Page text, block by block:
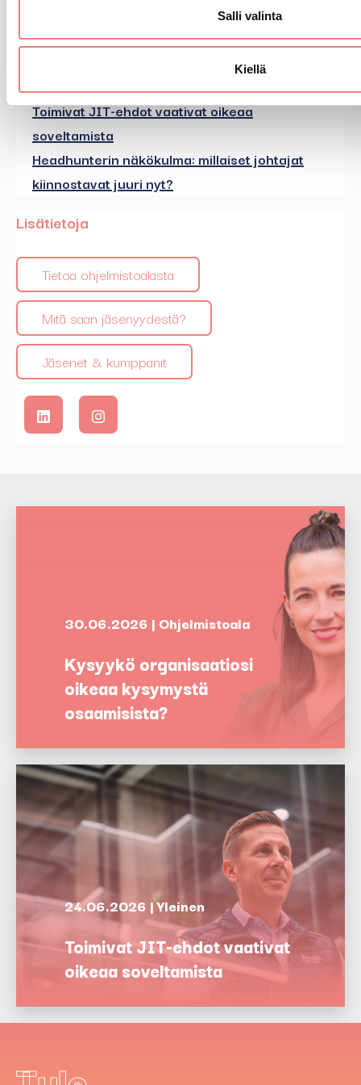
Salli valinta
Kiellä
Kysyykö organisaatiosi oikeaa kysymystä
osaamisista?
Toimivat JIT-ehdot vaativat oikeaa
soveltamista
Headhunterin näkökulma: millaiset johtajat
kiinnostavat juuri nyt?
Lisätietoja
Tietoa ohjelmistoalasta
Mitä saan jäsenyydestä?
Jäsenet & kumppanit
30.06.2026 | Ohjelmistoala
Kysyykö organisaatiosi
oikeaa kysymystä
osaamisista?
24.06.2026 | Yleinen
Toimivat JIT-ehdot vaativat
oikeaa soveltamista